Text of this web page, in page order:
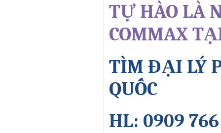
TỰ HÀO LÀ
COMMAX
TÌM ĐẠI LÝ
QUỐC
HL: 0909